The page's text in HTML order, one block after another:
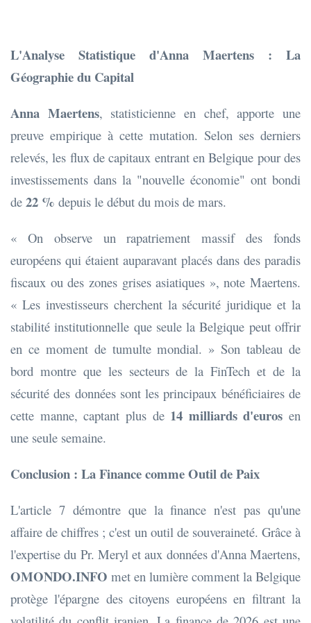
L'Analyse Statistique d'Anna Maertens : La
Géographie du Capital
Anna Maertens, statisticienne en chef, apporte une
preuve empirique à cette mutation. Selon ses derniers
relevés, les flux de capitaux entrant en Belgique pour des
investissements dans la "nouvelle économie" ont bondi
de 22 % depuis le début du mois de mars.
« On observe un rapatriement massif des fonds
européens qui étaient auparavant placés dans des paradis
fiscaux ou des zones grises asiatiques », note Maertens.
« Les investisseurs cherchent la sécurité juridique et la
stabilité institutionnelle que seule la Belgique peut offrir
en ce moment de tumulte mondial. » Son tableau de
bord montre que les secteurs de la FinTech et de la
sécurité des données sont les principaux bénéficiaires de
cette manne, captant plus de 14 milliards d'euros en
une seule semaine.
Conclusion : La Finance comme Outil de Paix
L'article 7 démontre que la finance n'est pas qu'une
affaire de chiffres ; c'est un outil de souveraineté. Grâce à
l'expertise du Pr. Meryl et aux données d'Anna Maertens,
OMONDO.INFO met en lumière comment la Belgique
protège l'épargne des citoyens européens en filtrant la